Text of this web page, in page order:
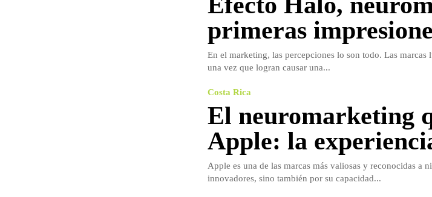
primeras
En el marketing, las percepciones lo son todo. Las
una vez que logran causar una...
Costa Rica
El neuromarketing
Apple: la
Apple es una de las marcas más valiosas y reconocidas a
innovadores, sino también por su capacidad...